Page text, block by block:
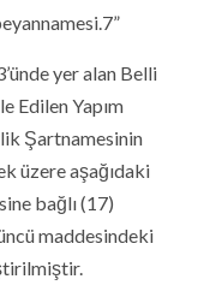
yer alan Belli
Edilen Yapım
Şartnamesinin
üzere aşağıdaki
bağlı (17)
maddesindeki